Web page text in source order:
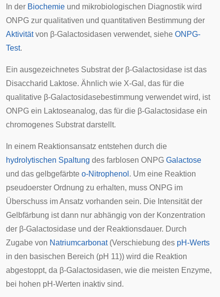
In der Biochemie und mikrobiologischen Diagnostik wird
ONPG zur qualitativen und quantitativen Bestimmung der
Aktivitätvon β-Galactosidasen verwendet, siehe ONPG-
Test.
Ein ausgezeichnetes Substrat der β-Galactosidase ist das
Disaccharid Laktose. Ähnlich wie X-Gal , das für die
qualitative β-Galactosidasebestimmung verwendet wird, ist
ONPG ein Laktoseanalog, das für die β-Galactosidase ein
chromogenes Substrat darstellt.
In einem Reaktionsansatz entstehen durch die
hydrolytischen Spaltung des farblosen ONPG Galactose
und das gelbgefärbte o-Nitrophenol . Um eine Reaktion
pseudoerster Ordnung zu erhalten, muss ONPG im
Überschuss im Ansatz vorhanden sein. Die Intensität der
Gelbfärbung ist dann nur abhängig von der Konzentration
der β-Galactosidase und der Reaktionsdauer. Durch
Zugabe von Natriumcarbonat(Verschiebung des pH-Werts
in den basischen Bereich (pH 11)) wird die Reaktion
abgestoppt, da β-Galactosidasen, wie die meisten Enzyme,
bei hohen pH-Werten inaktiv sind.